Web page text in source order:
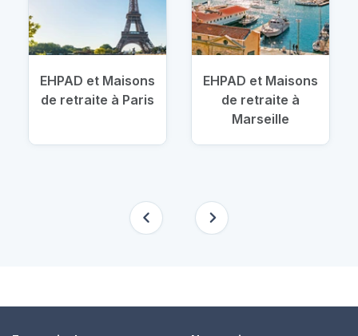
EHPAD et Maisons
de retraite à Paris
EHPAD et Maisons
de retraite à
Marseille